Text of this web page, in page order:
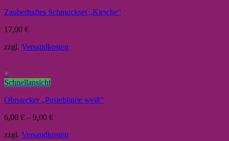
Zauberhaftes Schmuckset „Kirsche“
17,00 €
zzgl. Versandkosten
+
Schnellansicht
Ohrstecker „Pusteblume weiß“
6,00 € – 9,00 €
zzgl. Versandkosten